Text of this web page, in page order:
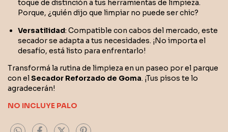
toque de distinción a tus herramientas de limpieza.
Porque, ¿quién dijo que limpiar no puede ser chic?
Versatilidad: Compatible con cabos del mercado, este
secador se adapta a tus necesidades. ¡No importa el
desafío, está listo para enfrentarlo!
Transformá la rutina de limpieza en un paseo por el parque
con elSecador Reforzado de Goma. ¡Tus pisos te lo
agradecerán!
NO INCLUYE PALO